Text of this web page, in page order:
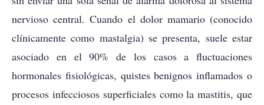
nervioso central. Cuando el dolor mamario (conocido
clínicamente como mastalgia) se presenta, suele estar
asociado en el 90% de los casos a fluctuaciones
hormonales fisiológicas, quistes benignos inflamados o
procesos infecciosos superficiales como la mastitis, que